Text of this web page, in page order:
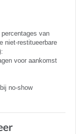
van
niet-restitueerbare
voor aankomst
no-show